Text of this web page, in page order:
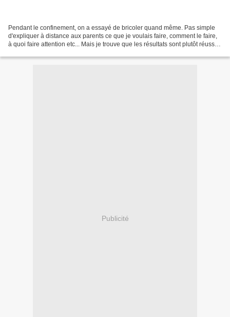
Pendant le confinement, on a essayé de bricoler quand même. Pas simple
d'expliquer à distance aux parents ce que je voulais faire, comment le faire,
à quoi faire attention etc... Mais je trouve que les résultats sont plutôt réussis
Publicité